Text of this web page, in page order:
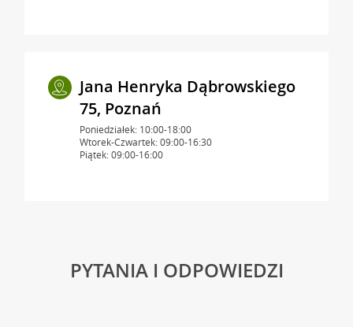
Jana Henryka Dąbrowskiego
75, Poznań
Poniedziałek: 10:00-18:00
Wtorek-Czwartek: 09:00-16:30
Piątek: 09:00-16:00
PYTANIA I ODPOWIEDZI